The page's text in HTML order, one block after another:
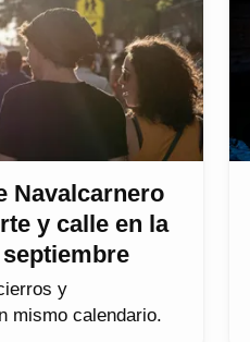
Navalcarnero
y calle en la
y
mismo calendario.